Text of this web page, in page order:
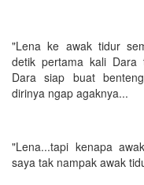
"Lena ke awak tidur
detik pertama kali Dara
Dara siap buat
dirinya ngap agaknya...
"Lena...tapi kenapa
saya tak nampak awak